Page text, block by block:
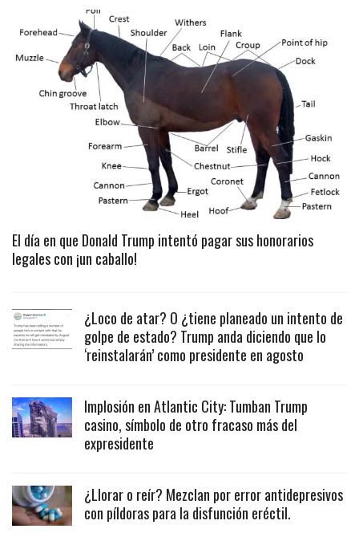
El día en que Donald Trump intentó pagar sus honorarios
legales con ¡un caballo!
¿Loco de atar? O ¿tiene planeado un intento de
golpe de estado? Trump anda diciendo que lo
‘reinstalarán’ como presidente en agosto
Implosión en Atlantic City: Tumban Trump
casino, símbolo de otro fracaso más del
expresidente
¿Llorar o reír? Mezclan por error antidepresivos
con píldoras para la disfunción eréctil.